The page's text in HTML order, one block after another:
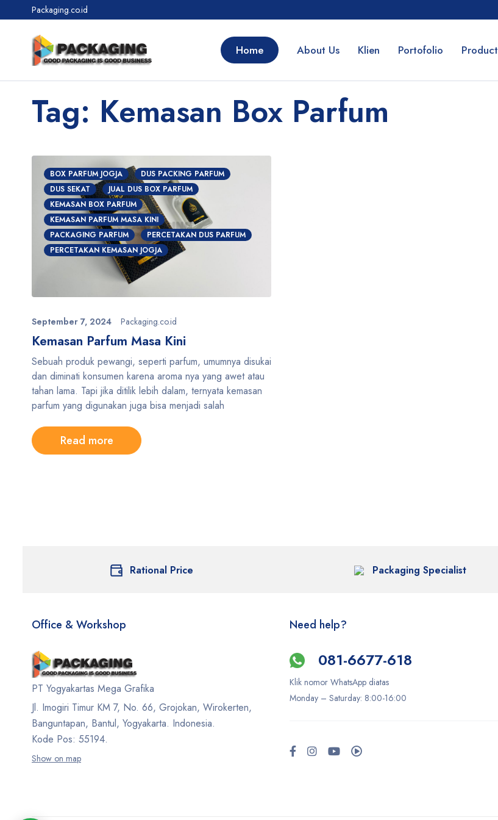
Packaging.co.id
Home About Us Klien Portofolio Product
Tag: Kemasan Box Parfum
BOX PARFUM JOGJA
DUS PACKING PARFUM
DUS SEKAT
JUAL DUS BOX PARFUM
KEMASAN BOX PARFUM
KEMASAN PARFUM MASA KINI
PACKAGING PARFUM
PERCETAKAN DUS PARFUM
PERCETAKAN KEMASAN JOGJA
September 7, 2024 Packaging.co.id
Kemasan Parfum Masa Kini
Sebuah produk pewangi, seperti parfum, umumnya disukai
dan diminati konsumen karena aroma nya yang awet atau
tahan lama. Tapi jika ditilik lebih dalam, ternyata kemasan
parfum yang digunakan juga bisa menjadi salah
Read more
Rational Price Packaging Specialist
Office & Workshop
PT Yogyakartas Mega Grafika
Jl. Imogiri Timur KM 7, No. 66, Grojokan, Wirokerten,
Banguntapan, Bantul, Yogyakarta. Indonesia.
Kode Pos: 55194.
Show on map
Need help?
081-6677-618
Klik nomor WhatsApp diatas
Monday –Saturday: 8:00-16:00